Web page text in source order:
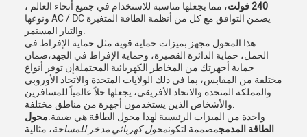
240 فولت
، مما يجعلها مناسبة للاستخدام في جميع أنحاء العالم ،
ونوعها AC / DC يضمن التوافق مع كل من أنظمة الطاقة المتغيرة
هذا المحول مجهز بميزات حماية قوية مثل حماية الإفراط في
الحمل، حماية الدائرة القصيرة، وحماية الإفراط في الجهد،ضمان
حماية أجهزتك من المخاطر الكهربائية المحتملةإن توفر أنواع
مختلفة من المقابس، بما في ذلك الولايات المتحدة والاتحاد الأوروبي
والمملكة المتحدة والاتحاد الأفريقي، يجعلها حلاً عالمياً للمسافرين
واحدة من الميزات الرئيسية لهذا محول الطاقة هي ضيقة. محول
الطاقة المدمجمصممة لتكونمحول كهربائي مدخر للمساحة، مثالية